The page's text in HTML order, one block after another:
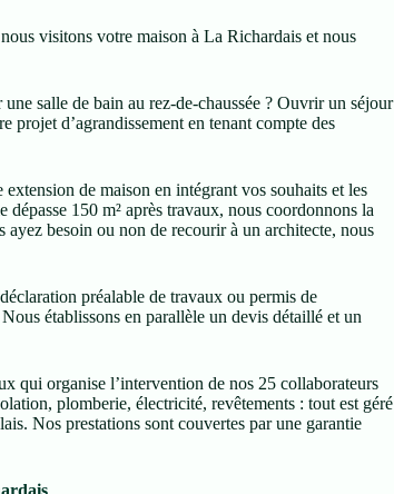
visitons votre maison à La Richardais et nous
salle de bain au rez-de-chaussée ? Ouvrir un séjour
d’agrandissement en tenant compte des
de maison en intégrant vos souhaits et les
150 m² après travaux, nous coordonnons la
besoin ou non de recourir à un architecte, nous
préalable de travaux ou permis de
établissons en parallèle un devis détaillé et un
qui organise l’intervention de nos 25 collaborateurs
plomberie, électricité, revêtements : tout est géré
Nos prestations sont couvertes par une garantie